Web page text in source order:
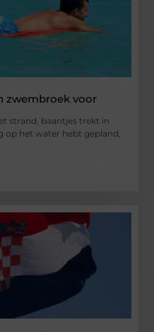
zwembroek voor
strand, baantjes trekt in
op het water hebt gepland,